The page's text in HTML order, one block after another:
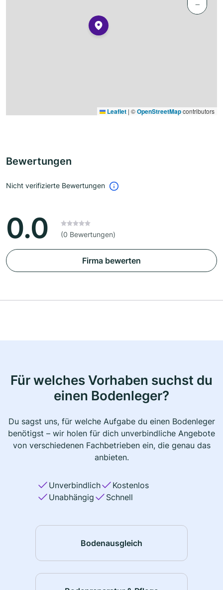
−
Leaflet | ©OpenStreetMapcontributors
Bewertungen
Nicht verifizierte Bewertungen
0.0 (0 Bewertungen)
Firma bewerten
Für welches Vorhaben suchst du
einen Bodenleger?
Du sagst uns, für welche Aufgabe du einen Bodenleger
benötigst – wir holen für dich unverbindliche Angebote
von verschiedenen Fachbetrieben ein, die genau das
anbieten.
Unverbindlich
Kostenlos
Unabhängig
Schnell
Bodenausgleich